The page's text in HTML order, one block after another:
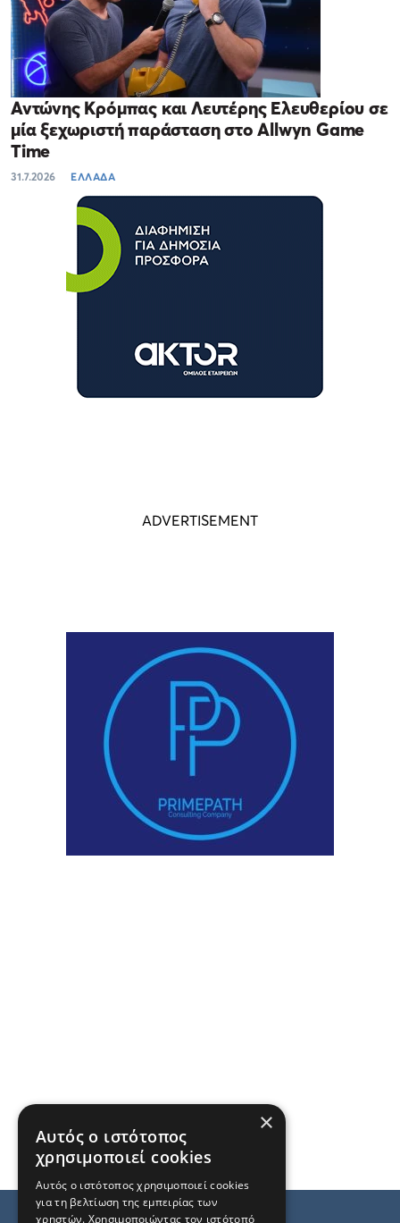
Αντώνης Κρόμπας και Λευτέρης Ελευθερίου σε
μία ξεχωριστή παράσταση στο Allwyn Game
Time
31.7.2026 ΕΛΛΑΔΑ
×
Αυτός ο ιστότοπος
χρησιμοποιεί cookies
Αυτός ο ιστότοπος χρησιμοποιεί cookies
για τη βελτίωση της εμπειρίας των
χρηστών. Χρησιμοποιώντας τον ιστότοπό